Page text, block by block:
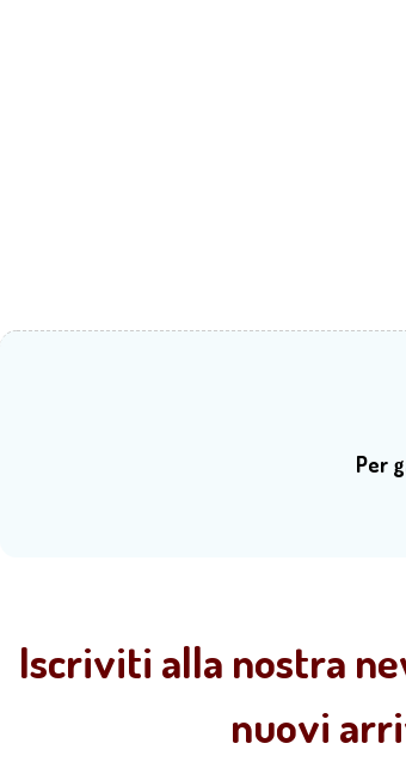
Per
Iscriviti alla nostra
nuovi